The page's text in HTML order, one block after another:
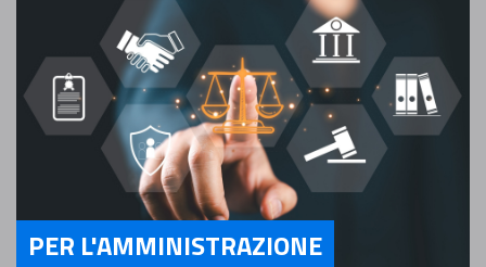
PER L'AMMINISTRAZIONE